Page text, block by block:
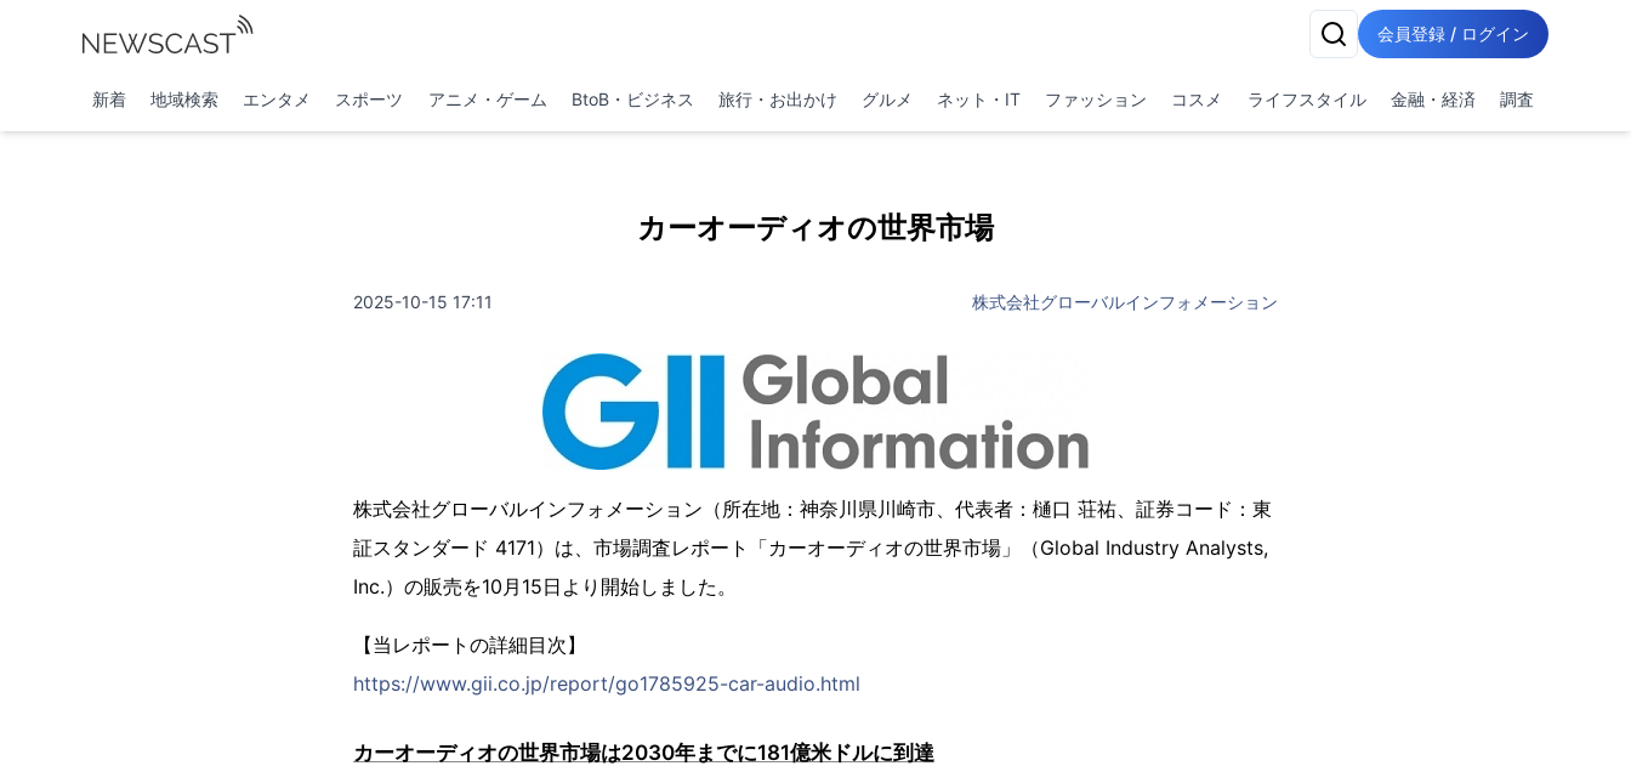
会員登録 / ログイン
新着 地域検索 エンタメ スポーツ アニメ・ゲーム BtoB・ビジネス 旅行・お出かけ グルメ ネット・IT ファッション コスメ ライフスタイル 金融・経済 調査
カーオーディオの世界市場
2025-10-15 17:11 株式会社グローバルインフォメーション
株式会社グローバルインフォメーション（所在地：神奈川県川崎市、代表者：樋口 荘祐、証券コード：東
証スタンダード 4171）は、市場調査レポート「カーオーディオの世界市場」（Global Industry Analysts,
Inc.）の販売を10月15日より開始しました。
【当レポートの詳細目次】
https://www.gii.co.jp/report/go1785925-car-audio.html
カーオーディオの世界市場は2030年までに181億米ドルに到達